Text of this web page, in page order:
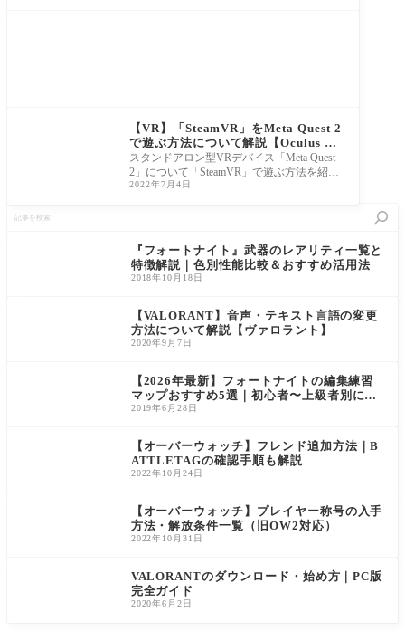
【VR】「SteamVR」をMeta Quest 2
で遊ぶ方法について解説【Oculus Air
Link】
スタンドアロン型VRデバイス「Meta Quest
2」について「SteamVR」で遊ぶ方法を紹介
していきます。PCでゲームを遊ぶ際、最も
2022年7月4日
『フォートナイト』武器のレアリティ一覧と
特徴解説｜色別性能比較＆おすすめ活用法
2018年10月18日
【VALORANT】音声・テキスト言語の変更
方法について解説【ヴァロラント】
2020年9月7日
【2026年最新】フォートナイトの編集練習
マップおすすめ5選｜初心者〜上級者別に島
コードを紹介
2019年6月28日
【オーバーウォッチ】フレンド追加方法｜B
ATTLETAGの確認手順も解説
2022年10月24日
【オーバーウォッチ】プレイヤー称号の入手
方法・解放条件一覧（旧OW2対応）
2022年10月31日
VALORANTのダウンロード・始め方｜PC版
完全ガイド
2020年6月2日